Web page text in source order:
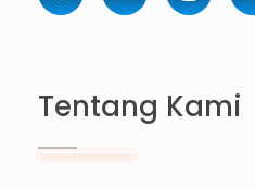
Tentang Kami